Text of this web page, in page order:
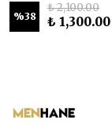
%38
₺ 2,100.00
₺ 1,300.00